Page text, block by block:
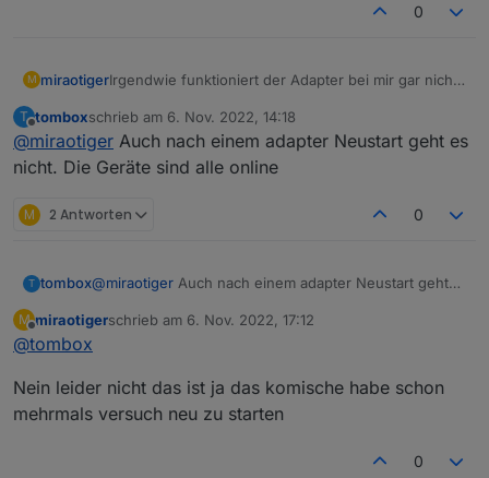
0
M miraotigerIrgendwie funktioniert der Adapter bei mir gar nicht
Alle Geräte sind in Tapo verfügbar und
funktionieren auch gut.
wo kann ich den finden
T
Offline
tomboxschrieb am 6. Nov. 2022, 14:18
zuletzt editiert von
@miraotiger Auch nach einem adapter Neustart geht es
nicht. Die Geräte sind alle online
M 2 Antworten 0
T tombox@miraotiger Auch nach einem adapter Neustart geht
M
Offline
miraotigerschrieb am 6. Nov. 2022, 17:12
zuletzt editiert von
@tombox
Nein leider nicht das ist ja das komische habe schon
mehrmals versuch neu zu starten
0